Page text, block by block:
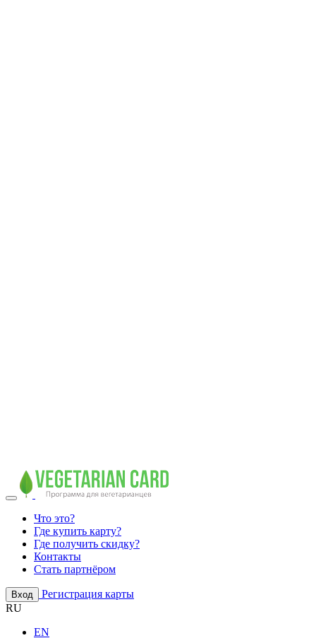
Что это?
Где купить карту?
Где получить скидку?
Контакты
Стать партнёром
Вход
Регистрация карты
RU
EN